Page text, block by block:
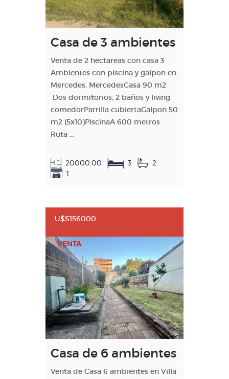
Casa de 3 ambientes
Venta de 2 hectareas con casa 3
Ambientes con piscina y galpon en
Mercedes, MercedesCasa 90 m2
Dos dormitorios, 2 baños y living
comedorParrilla cubiertaGalpon 50
m2 (5x10)PiscinaA 600 metros
Ruta ...
20000.00 3
2
1
U$S156000
VENTA
Casa de 6 ambientes
Venta de Casa 6 ambientes en Villa